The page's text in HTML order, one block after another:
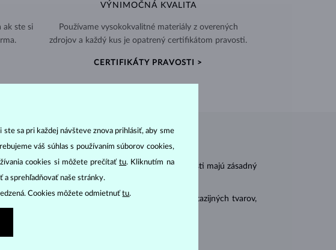
ak ste si
VÝNIMOČNÁ KVALITA
Používame vysokokvalitné materiály z overených
zdrojov a každý kus je opatrený certifikátom pravosti.
CERTIFIKÁTY PRAVOSTI >
), farba ( color) a hmotnosť (carat). Tieto vlastnosti majú zásadný
briliant . Diamanty sa brúsia aj do mnohých tzv. fantazijných tvarov,
najmä u
sa pri každej návšteve znova prihlásiť, aby sme
váš súhlas s používaním súborov cookies,
cookies si môžete prečítaťtu. Kliknutím na
a sprehľadňovať naše stránky.
Cookies môžete odmietnuťtu.